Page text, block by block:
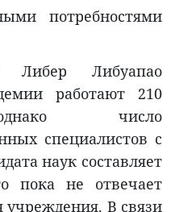
потребностями
Либер Либуапао
работают 210
число
специалистов с
наук составляет
пока не отвечает
учреждения. В связи